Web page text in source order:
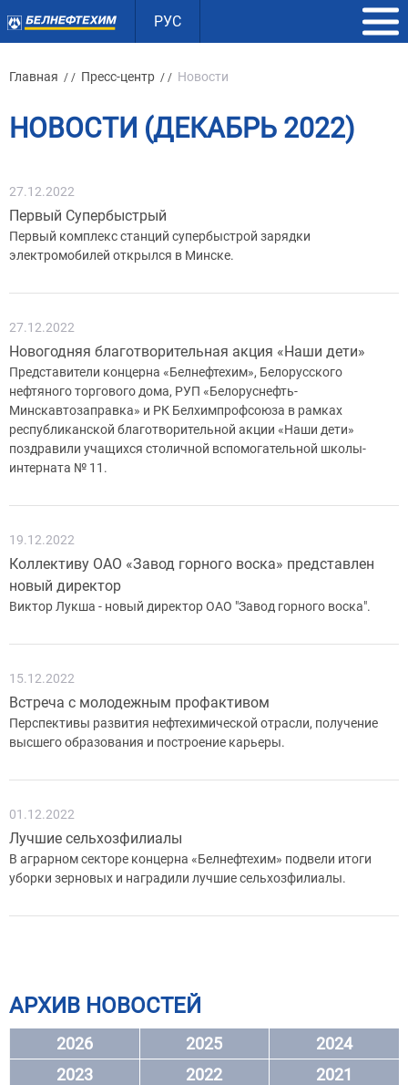
РУС
Главная / / Пресс-центр / / Новости
НОВОСТИ (ДЕКАБРЬ 2022)
27.12.2022
Первый Супербыстрый
Первый комплекс станций супербыстрой зарядки
электромобилей открылся в Минске.
27.12.2022
Новогодняя благотворительная акция «Наши дети»
Представители концерна «Белнефтехим», Белорусского
нефтяного торгового дома, РУП «Белоруснефть-
Минскавтозаправка» и РК Белхимпрофсоюза в рамках
республиканской благотворительной акции «Наши дети»
поздравили учащихся столичной вспомогательной школы-
интерната № 11.
19.12.2022
Коллективу ОАО «Завод горного воска» представлен
новый директор
Виктор Лукша - новый директор ОАО "Завод горного воска".
15.12.2022
Встреча с молодежным профактивом
Перспективы развития нефтехимической отрасли, получение
высшего образования и построение карьеры.
01.12.2022
Лучшие сельхозфилиалы
В аграрном секторе концерна «Белнефтехим» подвели итоги
уборки зерновых и наградили лучшие сельхозфилиалы.
АРХИВ НОВОСТЕЙ
2026 2025
2024
2023
2022 2021